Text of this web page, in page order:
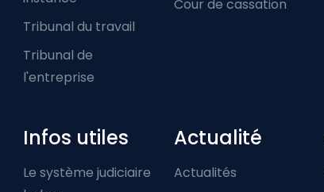
Tribunal du travail
Tribunal de
l'entreprise
Cour de cassation
Infos utiles
Le système judiciaire
Actualité
Actualités